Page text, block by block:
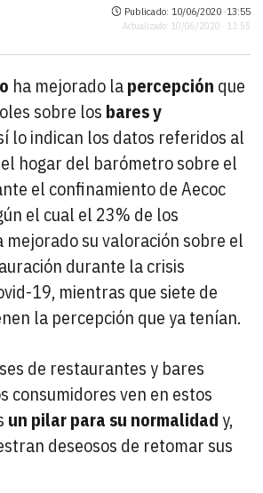
Publicado: 10/06/2020 ·13:55
Actualizado: 10/06/2020 · 13:55
ha mejorado lapercepción que
sobre los bares y
lo indican los datos referidos al
hogar del barómetro sobre el
el confinamiento de Aecoc
el cual el 23% de los
mejorado su valoración sobre el
durante la crisis
19, mientras que siete de
la percepción que ya tenían.
de restaurantes y bares
consumidores ven en estos
un pilar para su normalidady,
deseosos de retomar sus